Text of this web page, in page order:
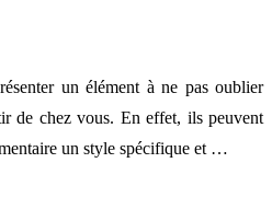
un élément à ne pas oublier
de chez vous. En effet, ils peuvent
un style spécifique et …